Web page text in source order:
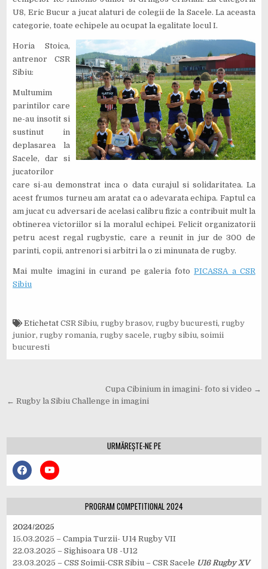
U8, Eric Bucur a jucat alaturi de colegii de la Sacele. La aceasta
categorie, toate echipele au ocupat la egalitate locul I.
Horia Stoica,
antrenor CSR
Sibiu:
Multumim
parintilor care
ne-au insotit si
sustinut in
deplasarea la
Sacele, dar si
jucatorilor
care si-au demonstrat inca o data curajul si solidaritatea. La
acest frumos turneu am aratat ca o adevarata echipa. Faptul ca
am jucat cu adversari de acelasi calibru fizic a contribuit mult la
obtinerea victoriilor si la moralul echipei. Felicit organizatorii
petru acest regal rugbystic, care a reunit in jur de 300 de
parinti, copii, antrenori si arbitri la o zi minunata de rugby.
Mai multe imagini in curand pe galeria fotoPICASSA a CSR
Sibiu
EtichetatCSR Sibiu,rugby brasov,rugby bucuresti,rugby
junior,rugby romania,rugby sacele,rugby sibiu,soimii
bucuresti
în
Cupa Cibinium in imagini- foto si video →
← Rugby la Sibiu Challenge in imagini
URMĂREȘTE-NE PE
PROGRAM COMPETITIONAL 2024
2024/2025
15.03.2025 – Campia Turzii- U14 Rugby VII
22.03.2025 – Sighisoara U8 -U12
23.03.2025 – CSS Soimii-CSR Sibiu – CSR Sacele U16 Rugby XV